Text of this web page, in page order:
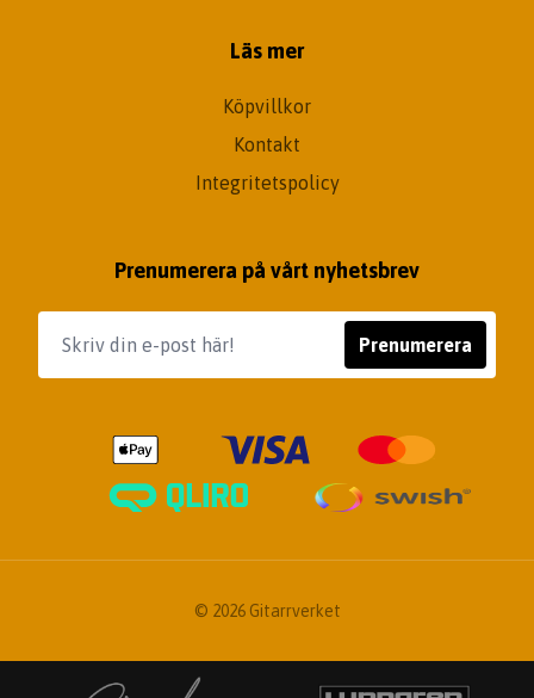
Läs mer
Köpvillkor
Kontakt
Integritetspolicy
Prenumerera på vårt nyhetsbrev
Prenumerera
© 2026 Gitarrverket